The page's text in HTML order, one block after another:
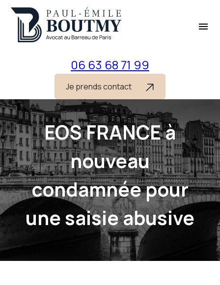
menu
06 63 68 71 99
Je prends contact
EOS FRANCE à
nouveau
condamnée pour
une saisie abusive
Panneau de gestion des cookies